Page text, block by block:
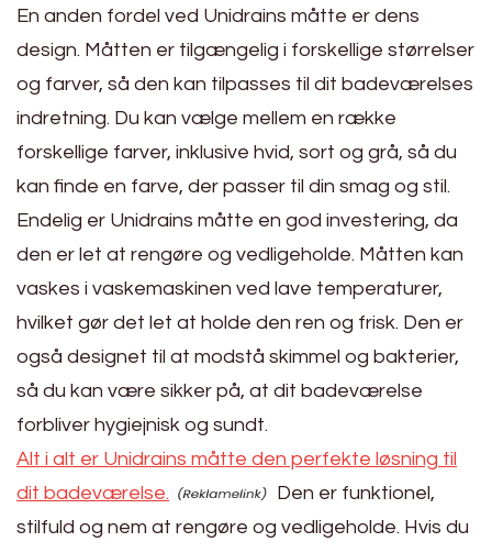
En anden fordel ved Unidrains måtte er dens
design. Måtten er tilgængelig i forskellige størrelser
og farver, så den kan tilpasses til dit badeværelses
indretning. Du kan vælge mellem en række
forskellige farver, inklusive hvid, sort og grå, så du
kan finde en farve, der passer til din smag og stil.
Endelig er Unidrains måtte en god investering, da
den er let at rengøre og vedligeholde. Måtten kan
vaskes i vaskemaskinen ved lave temperaturer,
hvilket gør det let at holde den ren og frisk. Den er
også designet til at modstå skimmel og bakterier,
så du kan være sikker på, at dit badeværelse
forbliver hygiejnisk og sundt.
Alt i alt er Unidrains måtte den perfekte løsning til
dit badeværelse.
Den er funktionel,
stilfuld og nem at rengøre og vedligeholde. Hvis du